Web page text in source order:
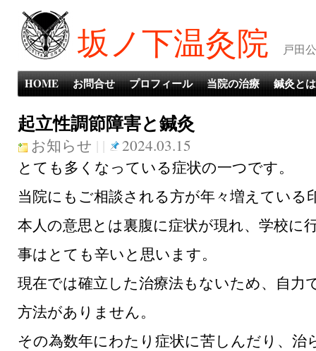
坂ノ下温灸院 戸田
HOME お問合せ プロフィール 当院の治療 鍼灸とは
起立性調節障害と鍼灸
お知らせ | |
2024.03.15
とても多くなっている症状の一つです。
当院にもご相談される方が年々増えている
本人の意思とは裏腹に症状が現れ、学校に
事はとても辛いと思います。
現在では確立した治療法もないため、自力
方法がありません。
その為数年にわたり症状に苦しんだり、治